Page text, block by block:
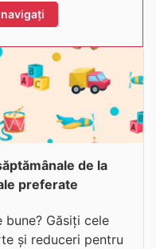
de la
preferate
Găsiți cele
și reduceri pentru